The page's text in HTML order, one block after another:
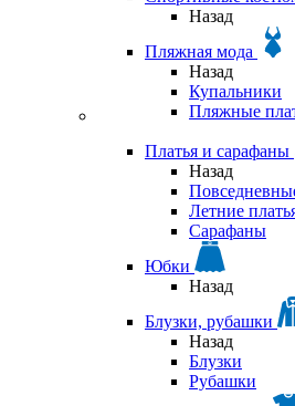
Назад
Пляжная мода
Назад
Купальники
Пляжные
Платья и сарафаны
Назад
Летние
Сарафаны
Юбки
Назад
Блузки, рубашки
Назад
Блузки
Рубашки